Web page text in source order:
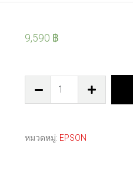
9,590 ฿
หมวดหมู่: EPSON